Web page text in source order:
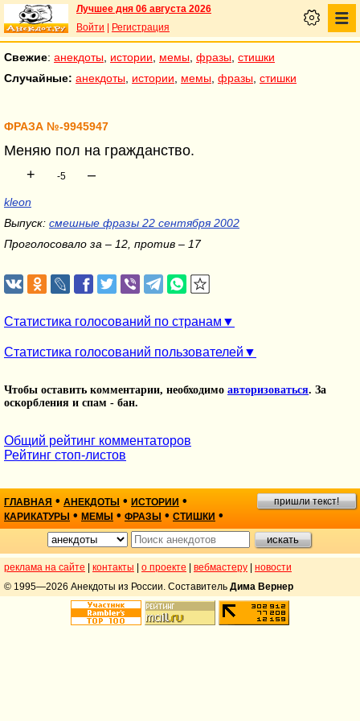
Лучшее дня 06 августа 2026
Войти
Регистрация
Свежие: анекдоты истории мемы фразы стишки
Случайные: анекдоты истории мемы фразы стишки
ФРАЗА №-9945947
Меняю пол на гражданство.
+
-5 –
kleon
Выпуск: смешные фразы 22 сентября 2002
Проголосовало за – 12, против – 17
Статистика голосований по странам
Статистика голосований пользователей
Чтобы оставить комментарии, необходимо авторизоваться. За
оскорбления и спам - бан.
Общий рейтинг комментаторов
Рейтинг стоп-листов
ГЛАВНАЯ • АНЕКДОТЫ • ИСТОРИИ •
КАРИКАТУРЫ • МЕМЫ • ФРАЗЫ • СТИШКИ •
пришли текст!
реклама на сайте контакты о проекте вебмастеру
новости
© 1995—2026 Анекдоты из России. Составитель Дима Вернер